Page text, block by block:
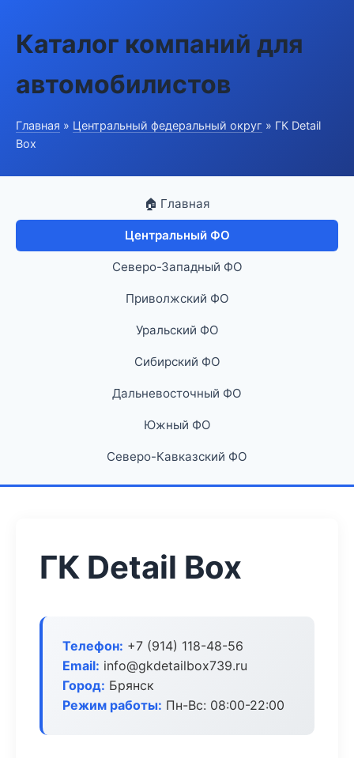
Каталог компаний для
автомобилистов
Главная » Центральный федеральный округ » ГК Detail
Box
🏠 Главная
Центральный ФО
Северо-Западный ФО
Приволжский ФО
Уральский ФО
Сибирский ФО
Дальневосточный ФО
Южный ФО
Северо-Кавказский ФО
ГК Detail Box
Телефон: +7 (914) 118-48-56
Email: info@gkdetailbox739.ru
Город: Брянск
Режим работы: Пн-Вс: 08:00-22:00